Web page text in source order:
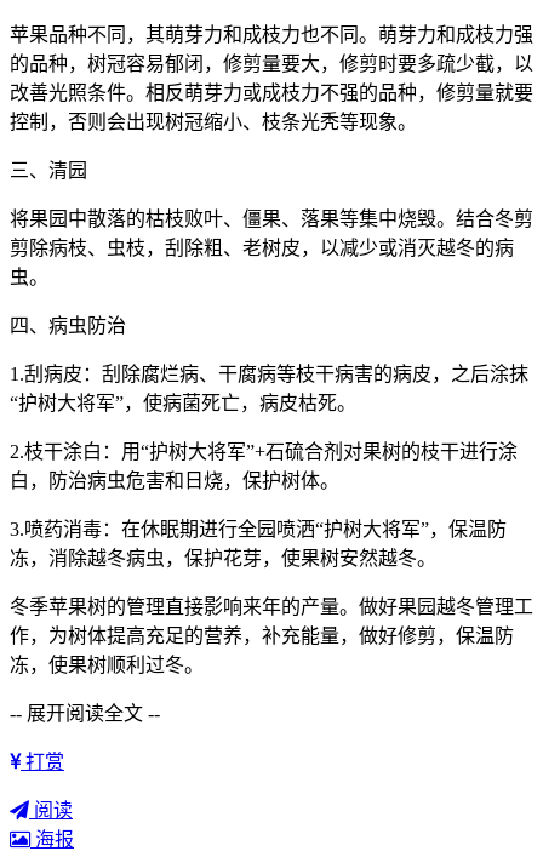
苹果品种不同，其萌芽力和成枝力也不同。萌芽力和成枝力强
的品种，树冠容易郁闭，修剪量要大，修剪时要多疏少截，以
改善光照条件。相反萌芽力或成枝力不强的品种，修剪量就要
控制，否则会出现树冠缩小、枝条光秃等现象。
三、清园
将果园中散落的枯枝败叶、僵果、落果等集中烧毁。结合冬剪
剪除病枝、虫枝，刮除粗、老树皮，以减少或消灭越冬的病
虫。
四、病虫防治
1.刮病皮：刮除腐烂病、干腐病等枝干病害的病皮，之后涂抹
“护树大将军”，使病菌死亡，病皮枯死。
2.枝干涂白：用“护树大将军”+石硫合剂对果树的枝干进行涂
白，防治病虫危害和日烧，保护树体。
3.喷药消毒：在休眠期进行全园喷洒“护树大将军”，保温防
冻，消除越冬病虫，保护花芽，使果树安然越冬。
冬季苹果树的管理直接影响来年的产量。做好果园越冬管理工
作，为树体提高充足的营养，补充能量，做好修剪，保温防
冻，使果树顺利过冬。
-- 展开阅读全文 --
打赏
阅读
海报